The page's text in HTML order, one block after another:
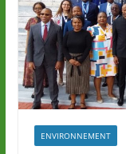
ENVIRONNEMENT